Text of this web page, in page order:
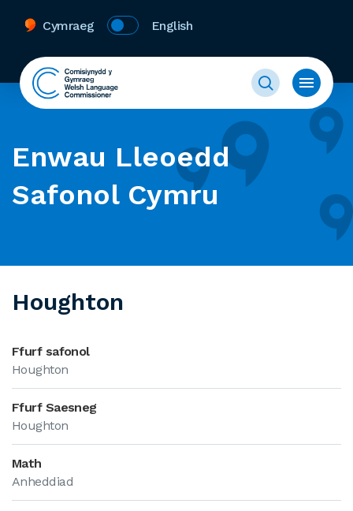
Cymraeg English
Enwau Lleoedd
Safonol Cymru
Houghton
Ffurf safonol
Houghton
Ffurf Saesneg
Houghton
Math
Anheddiad